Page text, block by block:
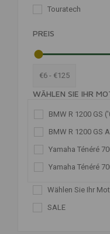
Touratech
PREIS
€6 - €125
WÄHLEN SIE IHR
BMW R 1200 GS
BMW R 1200 GS
Yamaha Ténéré
Yamaha Ténéré
KATEGORIEN
Kabel & Rohre
Verschleißteile
Wählen Sie Ihr
SALE